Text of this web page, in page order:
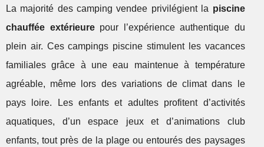
La majorité des camping vendee privilégient la piscine
chauffée extérieurepour l’expérience authentique du
plein air. Ces campings piscine stimulent les vacances
familiales grâce à une eau maintenue à température
agréable, même lors des variations de climat dans le
pays loire. Les enfants et adultes profitent d’activités
aquatiques, d’un espace jeux et d’animations club
enfants, tout près de la plage ou entourés des paysages